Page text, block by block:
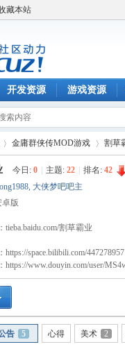
藏本站
开发资源 游戏资源
金庸群侠传MOD游戏 割草
今日: 0 主题: 22 排名: 42
, 大侠梦吧吧主
卓版
tieba.baidu.com/割草霸业
https://space.bilibili.com/447278957
https://www.douyin.com/user/
告 5 心得 美术 2